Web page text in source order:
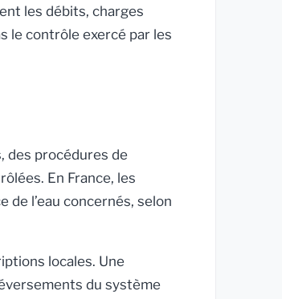
les débits, charges
le contrôle exercé par les
des procédures de
En France, les
de l’eau concernés, selon
locales. Une
du système